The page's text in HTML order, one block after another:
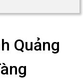
Quảng